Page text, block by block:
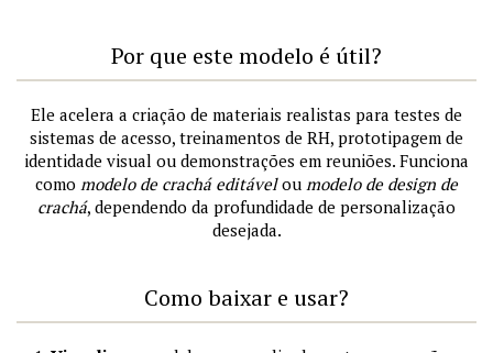
Por que este modelo é útil?
Ele acelera a criação de materiais realistas para testes de
sistemas de acesso, treinamentos de RH, prototipagem de
identidade visual ou demonstrações em reuniões. Funciona
como modelo de crachá editávelou modelo de design de
crachá, dependendo da profundidade de personalização
desejada.
Como baixar e usar?